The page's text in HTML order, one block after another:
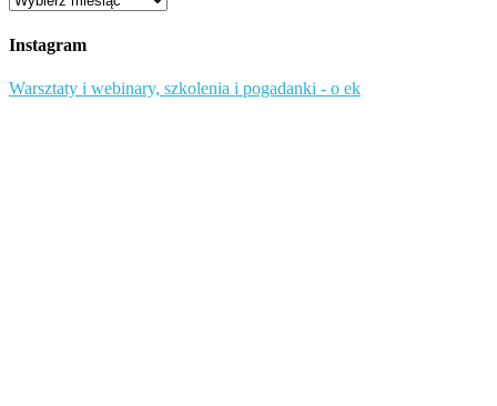
wpisy
Instagram
Warsztaty i webinary, szkolenia i pogadanki - o ek